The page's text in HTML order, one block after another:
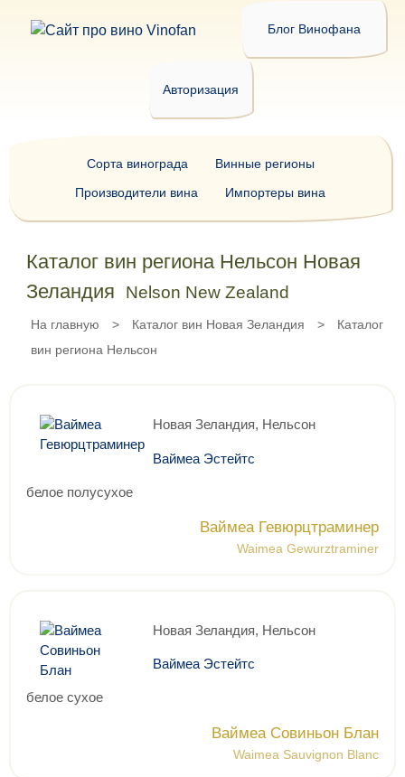
Блог Винофана
Авторизация
Каталог вин региона Нельсон Новая
Зеландия
Nelson New Zealand
На главную > Каталог вин Новая Зеландия >
Каталог
вин региона Нельсон
Новая Зеландия, Нельсон
Ваймеа Эстейтс
белое полусухое
Ваймеа Гевюрцтраминер
Waimea Gewurztraminer
Новая Зеландия, Нельсон
Ваймеа Эстейтс
белое сухое
Ваймеа Совиньон Блан
Waimea Sauvignon Blanc
Сорта винограда
Винные регионы
Производители вина
Импортеры вина